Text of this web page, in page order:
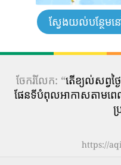
ស្វែងយល់បន្ថែមន
ចែករំលែក: “តើ​ខ្យល់​សព្វ
ផែនទីបំពុលអាកាសតាមពេ
https://